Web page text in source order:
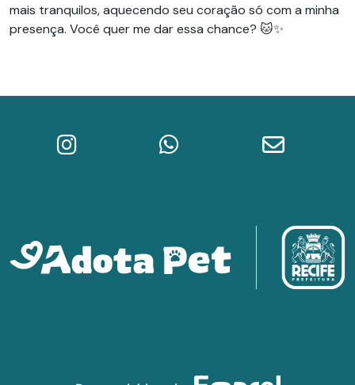
mais tranquilos, aquecendo seu coração só com a minha
presença. Você quer me dar essa chance? 🐱✨
Instagram do Adota PetWhatsApp da Prefeitura do
E-mail do